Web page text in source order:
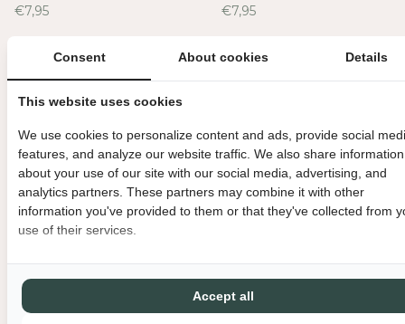
€7,95 €7,95
HKliving mug Yeti
€7,95
HKliving - Espresso mug -
Brutalism - Slush
Consent About cookies Details
This website uses cookies
We use cookies to personalize content and ads, provide social
features, and analyze our website traffic. We also share information
about your use of our site with our social media, advertising, and
analytics partners. These partners may combine it with other
information you've provided to them or that they've collected from
use of their services.
Accept all